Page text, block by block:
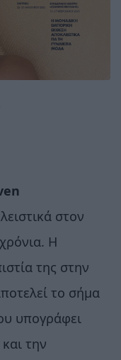
στον
Η
της στην
το σήμα
υπογράφει
την